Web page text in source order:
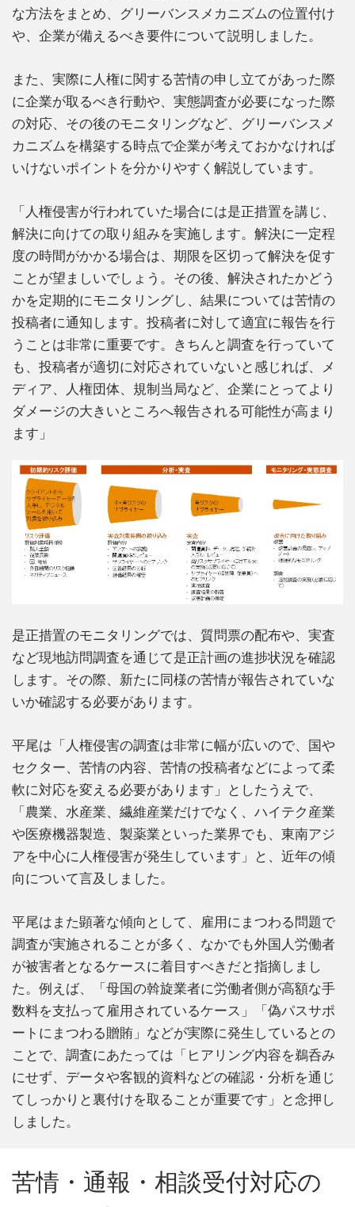
な方法をまとめ、グリーバンスメカニズムの位置付け
や、企業が備えるべき要件について説明しました。
また、実際に人権に関する苦情の申し立てがあった際
に企業が取るべき行動や、実態調査が必要になった際
の対応、その後のモニタリングなど、グリーバンスメ
カニズムを構築する時点で企業が考えておかなければ
いけないポイントを分かりやすく解説しています。
「人権侵害が行われていた場合には是正措置を講じ、
解決に向けての取り組みを実施します。解決に一定程
度の時間がかかる場合は、期限を区切って解決を促す
ことが望ましいでしょう。その後、解決されたかどう
かを定期的にモニタリングし、結果については苦情の
投稿者に通知します。投稿者に対して適宜に報告を行
うことは非常に重要です。きちんと調査を行っていて
も、投稿者が適切に対応されていないと感じれば、メ
ディア、人権団体、規制当局など、企業にとってより
ダメージの大きいところへ報告される可能性が高まり
ます」
是正措置のモニタリングでは、質問票の配布や、実査
など現地訪問調査を通じて是正計画の進捗状況を確認
します。その際、新たに同様の苦情が報告されていな
いか確認する必要があります。
平尾は「人権侵害の調査は非常に幅が広いので、国や
セクター、苦情の内容、苦情の投稿者などによって柔
軟に対応を変える必要があります」としたうえで、
「農業、水産業、繊維産業だけでなく、ハイテク産業
や医療機器製造、製薬業といった業界でも、東南アジ
アを中心に人権侵害が発生しています」と、近年の傾
向について言及しました。
平尾はまた顕著な傾向として、雇用にまつわる問題で
調査が実施されることが多く、なかでも外国人労働者
が被害者となるケースに着目すべきだと指摘しまし
た。例えば、「母国の斡旋業者に労働者側が高額な手
数料を支払って雇用されているケース」「偽パスサポ
ートにまつわる贈賄」などが実際に発生しているとの
ことで、調査にあたっては「ヒアリング内容を鵜呑み
にせず、データや客観的資料などの確認・分析を通じ
てしっかりと裏付けを取ることが重要です」と念押し
しました。
苦情・通報・相談受付対応の